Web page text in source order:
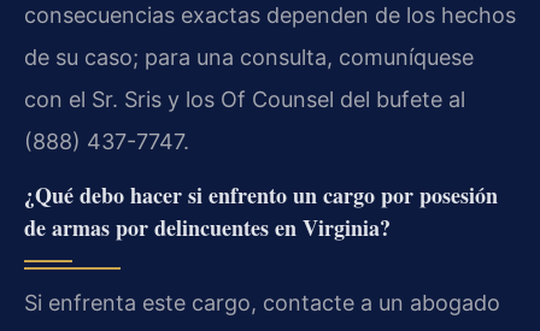
consecuencias exactas dependen de los hechos
de su caso; para una consulta, comuníquese
con el Sr. Sris y los Of Counsel del bufete al
(888) 437-7747.
¿Qué debo hacer si enfrento un cargo por posesión
de armas por delincuentes en Virginia?
Si enfrenta este cargo, contacte a un abogado